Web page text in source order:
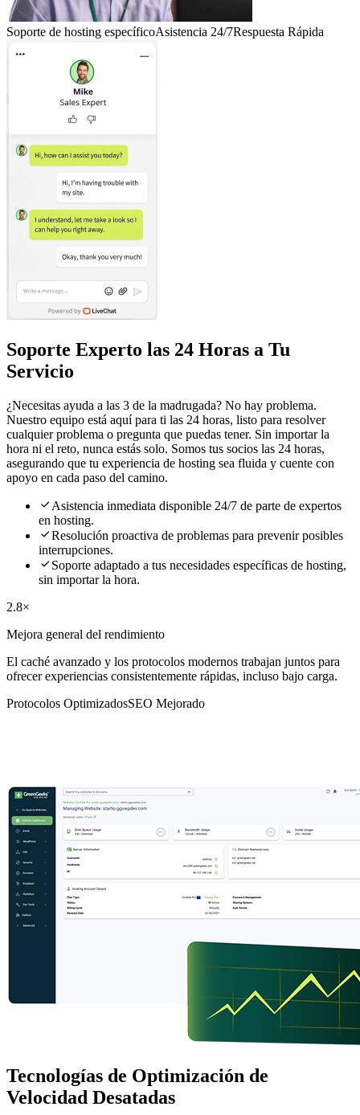
Soporte de hosting específicoAsistencia 24/7Respuesta Rápida
Soporte Experto las 24 Horas a Tu
Servicio
¿Necesitas ayuda a las 3 de la madrugada? No hay problema.
Nuestro equipo está aquí para ti las 24 horas, listo para resolver
cualquier problema o pregunta que puedas tener. Sin importar la
hora ni el reto, nunca estás solo. Somos tus socios las 24 horas,
asegurando que tu experiencia de hosting sea fluida y cuente con
apoyo en cada paso del camino.
 Asistencia inmediata disponible 24/7 de parte de expertos
en hosting.
Resolución proactiva de problemas para prevenir posibles
interrupciones.
 Soporte adaptado a tus necesidades específicas de hosting,
sin importar la hora.
2.8×
Mejora general del rendimiento
El caché avanzado y los protocolos modernos trabajan juntos para
ofrecer experiencias consistentemente rápidas, incluso bajo carga.
Protocolos OptimizadosSEO Mejorado
Tecnologías de Optimización de
Velocidad Desatadas